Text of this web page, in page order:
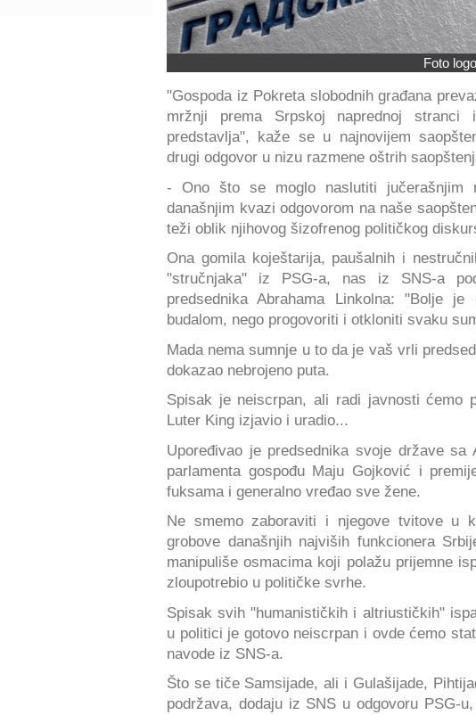
Foto logo
"Gospoda iz Pokreta slobodnih građana
mržnji prema Srpskoj naprednoj
predstavlja", kaže se u najnovijem
drugi odgovor u nizu razmene oštrih
- Ono što se moglo naslutiti jučerašnjim
današnjim kvazi odgovorom na naše
teži oblik njihovog šizofrenog političkog
Ona gomila koještarija, paušalnih i
"stručnjaka" iz PSG-a, nas iz SNS-a
predsednika Abrahama Linkolna: "Bolje
budalom, nego progovoriti i otkloniti svaku
Mada nema sumnje u to da je vaš vrli
dokazao nebrojeno puta.
Spisak je neiscrpan, ali radi javnosti
Luter King izjavio i uradio...
Upoređivao je predsednika svoje države sa
parlamenta gospođu Maju Gojković i
fuksama i generalno vređao sve žene.
Ne smemo zaboraviti i njegove tvitove u
grobove današnjih najviših funkcionera
manipuliše osmacima koji polažu prijemne
zloupotrebio u političke svrhe.
Spisak svih "humanističkih i altriustičkih"
u politici je gotovo neiscrpan i ovde ćemo
navode iz SNS-a.
Što se tiče Samsijade, ali i Gulašijade,
podržava, dodaju iz SNS u odgovoru PSG-